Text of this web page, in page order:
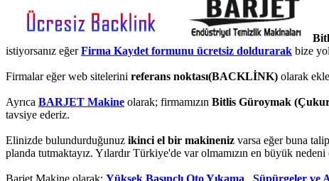
istiyorsanız eğerFirma Kaydet formunu ücretsiz doldurarak bize
Firmalar eğer web sitelerini referans noktası(BACKLİNK) olarak
Ayrıca BARJET Makine olarak; firmamızın Bitlis Güroymak
tavsiye ederiz.
Elinizde bulundurduğunuz ikinci el bir makineniz varsa eğer buna
planda tutmaktayız. Yılardır Türkiye'de var olmamızın en büyük nedeni